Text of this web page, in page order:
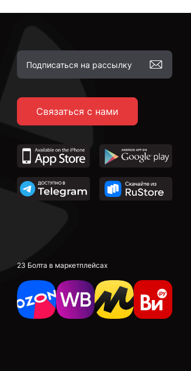
Связаться с нами
23 Болта в маркетплейсах